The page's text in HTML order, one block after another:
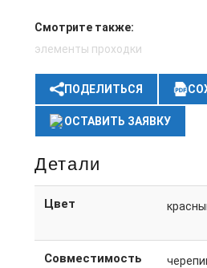
Смотрите также:
элементы проходки
ПОДЕЛИТЬСЯ
ОСТАВИТЬ ЗАЯВКУ
Детали
Цвет
Совместимость